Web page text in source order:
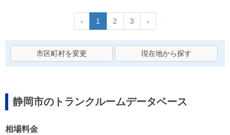
‹ 1 2 3 ›
市区町村を変更 現在地から探す
静岡市のトランクルームデータベース
相場料金